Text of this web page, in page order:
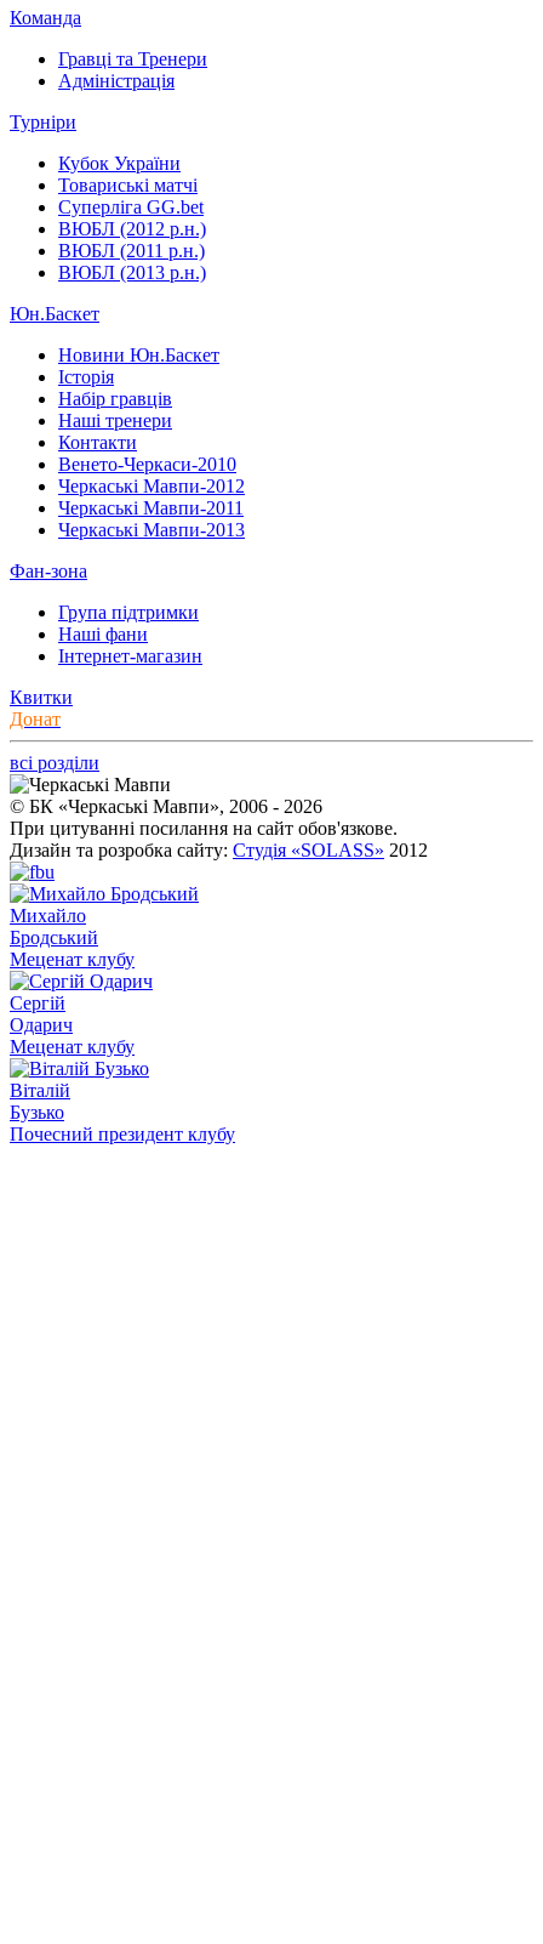
Команда
Гравці та Тренери
Адміністрація
Турніри
Кубок України
Товариські матчі
Суперліга GG.bet
ВЮБЛ (2012 р.н.)
ВЮБЛ (2011 р.н.)
ВЮБЛ (2013 р.н.)
Юн.Баскет
Новини Юн.Баскет
Історія
Набір гравців
Наші тренери
Контакти
Венето-Черкаси-2010
Черкаські Мавпи-2012
Черкаські Мавпи-2011
Черкаські Мавпи-2013
Фан-зона
Група підтримки
Наші фани
Інтернет-магазин
Квитки
Донат
всі розділи
© БК «Черкаські Мавпи», 2006 - 2026
При цитуванні посилання на сайт обов'язкове.
Дизайн та розробка сайту: Студія «SOLASS» 2012
Михайло
Бродський
Меценат клубу
Сергій
Одарич
Меценат клубу
Віталій
Бузько
Почесний президент клубу